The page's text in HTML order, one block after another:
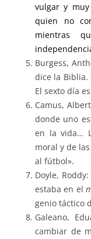
vulgar y
quien no
mientras
Burgess,
dice la Biblia.
El sexto día
Camus,
donde uno
en la vida…
moral y de
al fútbol».
Doyle,
estaba en el
genio táctico
Galeano,
cambiar de